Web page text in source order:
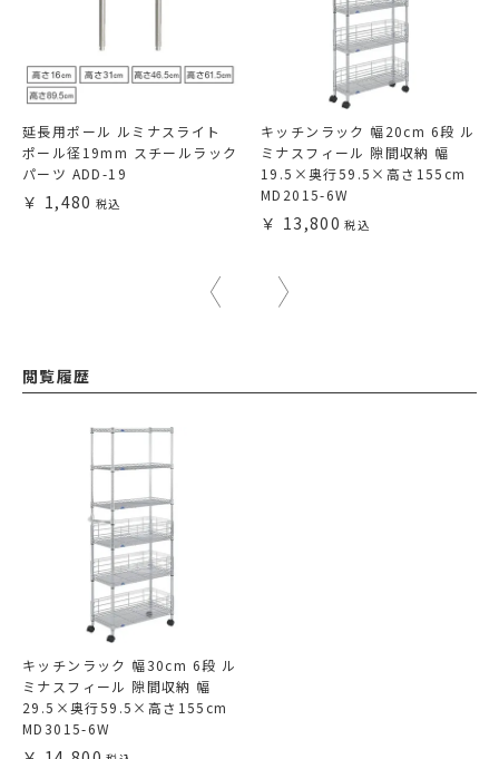
延長用ポール ルミナスライト
ポール径19mm スチールラック
パーツ ADD-19
1,480
キッチンラック 幅20cm 6段 ル
ミナスフィール 隙間収納 幅
19.5×奥行59.5×高さ155cm
MD2015-6W
13,800
閲覧履歴
キッチンラック 幅30cm 6段 ル
ミナスフィール 隙間収納 幅
29.5×奥行59.5×高さ155cm
MD3015-6W